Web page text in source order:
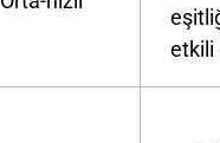
etkili